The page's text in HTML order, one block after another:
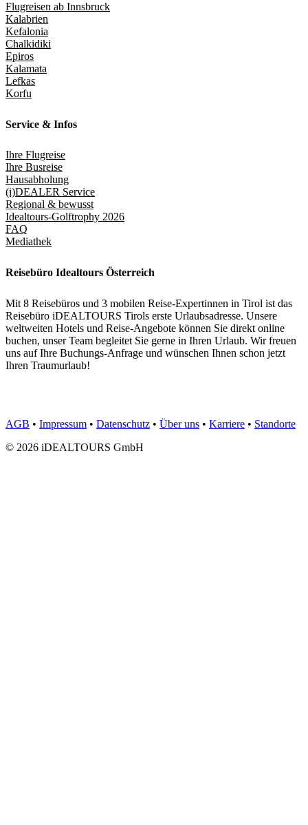
Flugreisen ab Innsbruck
Kalabrien
Kefalonia
Chalkidiki
Epiros
Kalamata
Lefkas
Korfu
Service & Infos
Ihre Flugreise
Ihre Busreise
Hausabholung
(i)DEALER Service
Regional & bewusst
Idealtours-Golftrophy 2026
FAQ
Mediathek
Reisebüro Idealtours Österreich
Mit 8 Reisebüros und 3 mobilen Reise-Expertinnen in Tirol ist das
Reisebüro iDEALTOURS Tirols erste Urlaubsadresse. Unsere
weltweiten Hotels und Reise-Angebote können Sie direkt online
buchen, unser Team begleitet Sie gerne in Ihren Urlaub. Wir freuen
uns auf Ihre Buchungs-Anfrage und wünschen Ihnen schon jetzt
Ihren Traumurlaub!
AGB • Impressum • Datenschutz • Über uns • Karriere • Standorte
© 2026 iDEALTOURS GmbH